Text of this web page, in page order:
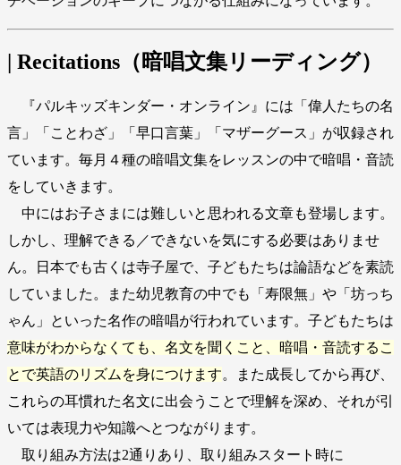
| Recitations（暗唱文集リーディング）
『パルキッズキンダー・オンライン』には「偉人たちの名
言」「ことわざ」「早口言葉」「マザーグース」が収録され
ています。毎月４種の暗唱文集をレッスンの中で暗唱・音読
をしていきます。
中にはお子さまには難しいと思われる文章も登場します。
しかし、理解できる／できないを気にする必要はありませ
ん。日本でも古くは寺子屋で、子どもたちは論語などを素読
していました。また幼児教育の中でも「寿限無」や「坊っち
ゃん」といった名作の暗唱が行われています。子どもたちは
意味がわからなくても、名文を聞くこと、暗唱・音読するこ
とで英語のリズムを身につけます。また成長してから再び、
これらの耳慣れた名文に出会うことで理解を深め、それが引
いては表現力や知識へとつながります。
取り組み方法は2通りあり、取り組みスタート時に